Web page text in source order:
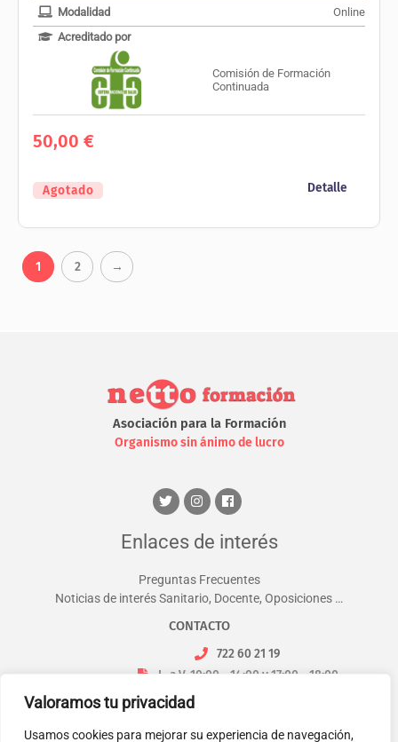
Valoramos tu privacidad
Usamos cookies para mejorar su experiencia de navegación,
Modalidad
Online
Acreditado por
Comisión de Formación
Continuada
50,00€
Agotado Detalle
1 2 →
Asociación para la Formación
Organismo sin ánimo de lucro
Enlaces de interés
Preguntas Frecuentes
Noticias de interés Sanitario, Docente, Oposiciones …
CONTACTO
722 60 21 19
L. a V. 10:00 - 14:00 y 17:00 - 18:00
info@nettoformacion.com